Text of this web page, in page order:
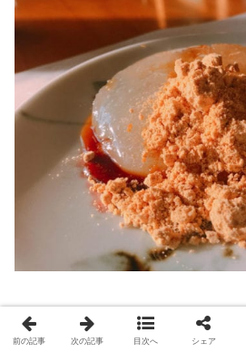
前の記事 次の記事 目次へ シェア